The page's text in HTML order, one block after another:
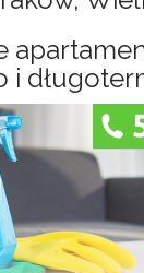
i